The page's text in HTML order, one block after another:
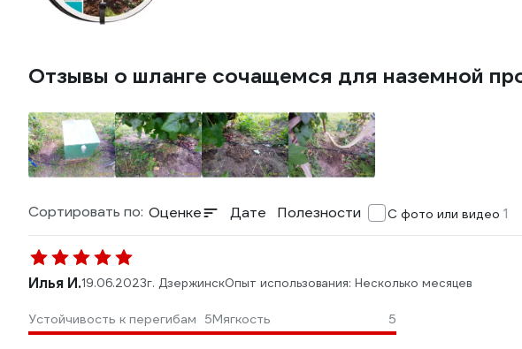
Отзывы о шланге сочащемся для наземной
Сортировать по: Оценке Дате Полезности С фото или видео 1
Илья И.19.06.2023г. ДзержинскОпыт использования: Несколько месяцев
Устойчивость к перегибам 5Мягкость 5